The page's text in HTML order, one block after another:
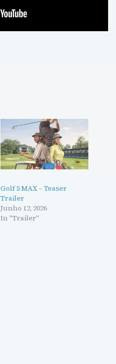
Golf 5 MAX – Teaser
Trailer
Junho 12, 2026
In "Trailer"